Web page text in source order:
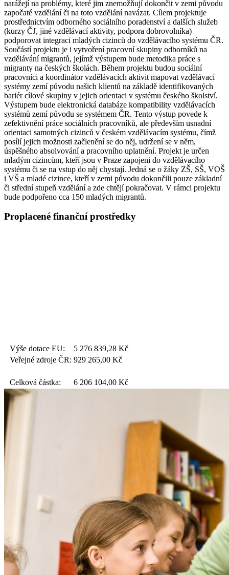
narážejí na problémy, které jim znemožňují dokončit v zemi původu
započaté vzdělání či na toto vzdělání navázat. Cílem projektuje
prostřednictvím odborného sociálního poradenství a dalších služeb
(kurzy ČJ, jiné vzdělávací aktivity, podpora dobrovolníka)
podporovat integraci mladých cizinců do vzdělávacího systému ČR.
Součástí projektu je i vytvoření pracovní skupiny odborníků na
vzdělávání migrantů, jejímž výstupem bude metodika práce s
migranty na českých školách. Během projektu budou sociální
pracovníci a koordinátor vzdělávacích aktivit mapovat vzdělávací
systémy zemí původu našich klientů na základě identifikovaných
bariér cílové skupiny v jejich orientaci v systému českého školství.
Výstupem bude elektronická databáze kompatibility vzdělávacích
systémů zemí původu se systémem ČR. Tento výstup povede k
zefektivnění práce sociálních pracovníků, ale především usnadní
orientaci samotných cizinců v českém vzdělávacím systému, čímž
posílí jejich možnosti začlenění se do něj, udržení se v něm,
úspěšného absolvování a pracovního uplatnění. Projekt je určen
mladým cizincům, kteří jsou v Praze zapojeni do vzdělávacího
systému či se na vstup do něj chystají. Jedná se o žáky ZŠ, SŠ, VOŠ
i VŠ a mladé cizince, kteří v zemi původu dokončili pouze základní
či střední stupeň vzdělání a zde chtějí pokračovat. V rámci projektu
bude podpořeno cca 150 mladých migrantů.
Proplacené finanční prostředky
Výše dotace EU: 5 276 839,28 Kč
Veřejné zdroje ČR: 929 265,00 Kč
Celková částka: 6 206 104,00 Kč